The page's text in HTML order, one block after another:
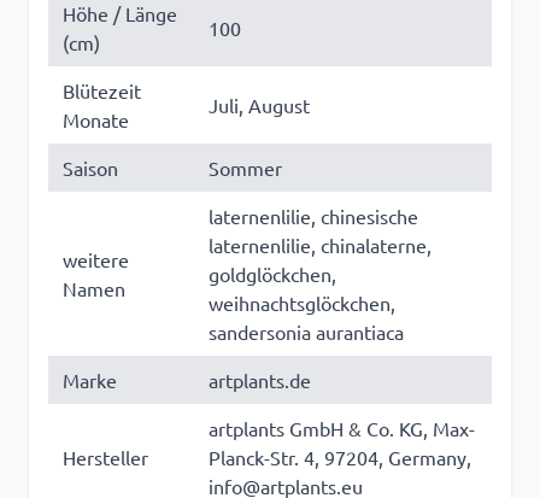
Höhe / Länge
(cm)
100
Blütezeit
Monate
Juli, August
Saison Sommer
weitere
Namen
laternenlilie, chinesische
laternenlilie, chinalaterne,
goldglöckchen,
weihnachtsglöckchen,
sandersonia aurantiaca
Marke
artplants.de
Hersteller
artplants GmbH & Co. KG, Max-
Planck-Str. 4, 97204, Germany,
info@artplants.eu